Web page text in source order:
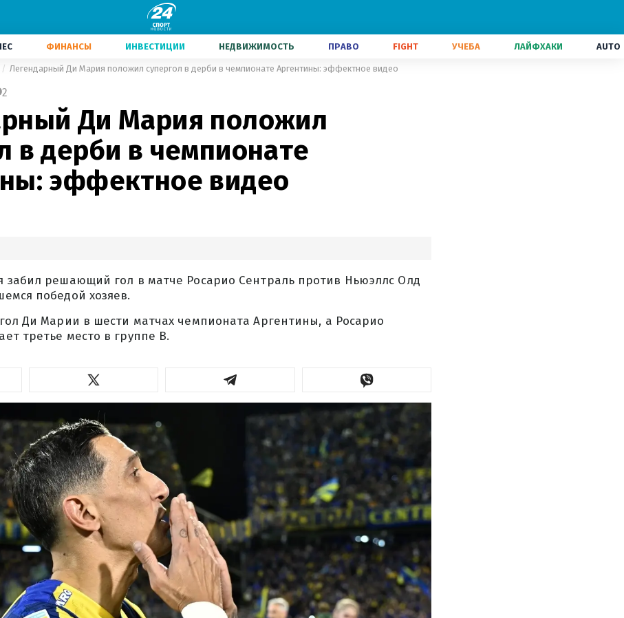
ФИНАНСЫ ИНВЕСТИЦИИ НЕДВИЖИМОСТЬ ПРАВО FIGHT УЧЕБА ЛАЙФХАКИ AUTO
Легендарный Ди Мария положил супергол в дерби в чемпионате Аргентины: эффектное видео
2
Ди Мария положил
в дерби в чемпионате
эффектное видео
забил решающий гол в матче Росарио Сентраль против Ньюэллс Олд
победой хозяев.
Ди Марии в шести матчах чемпионата Аргентины, а Росарио
третье место в группе B.